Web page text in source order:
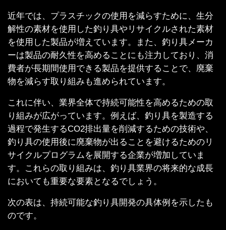
近年では、プラスチックの使用を減らすために、生分
解性の素材を使用した釣り具やリサイクルされた素材
を使用した製品が増えています。また、釣り具メーカ
ーは製品の耐久性を高めることにも注力しており、消
費者が長期間使用できる製品を提供することで、廃棄
物を減らす取り組みも進められています。
これに伴い、業界全体で持続可能性を高めるための取
り組みが広がっています。例えば、釣り具を製造する
過程で発生するCO2排出量を削減するための技術や、
釣り具の使用後に廃棄物が出ることを避けるためのリ
サイクルプログラムを展開する企業が増加していま
す。これらの取り組みは、釣り具業界の将来的な成長
においても重要な要素となるでしょう。
次の表は、持続可能な釣り具開発の具体例を示したも
のです。